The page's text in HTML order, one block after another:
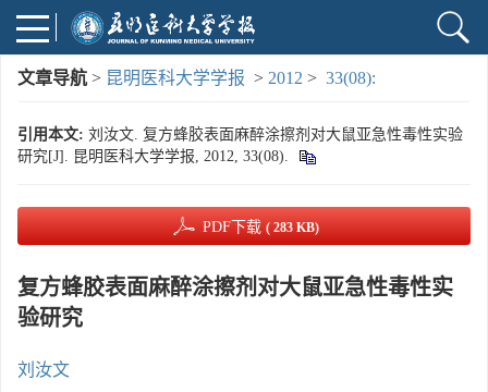
文章导航 > 昆明医科大学学报 > 2012 > 33(08):
引用本文: 刘汝文. 复方蜂胶表面麻醉涂擦剂对大鼠亚急性毒性实验
研究[J]. 昆明医科大学学报, 2012, 33(08).
PDF下载 ( 283 KB)
复方蜂胶表面麻醉涂擦剂对大鼠亚急性毒性实
验研究
刘汝文